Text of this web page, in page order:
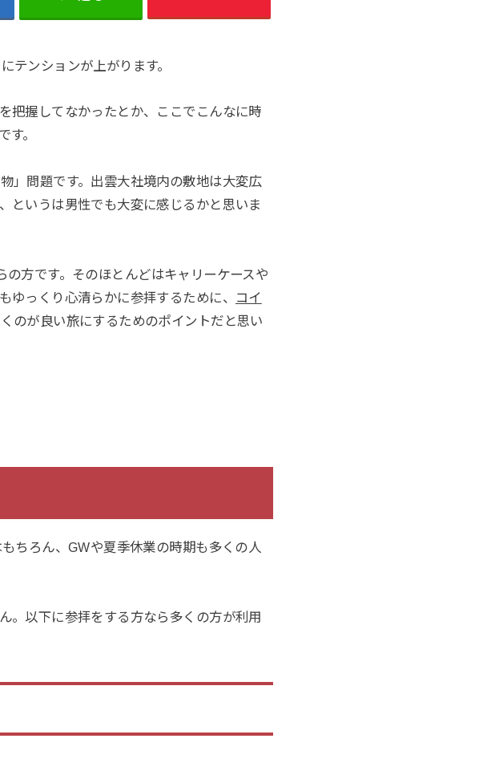
テンションが上がります。
把握してなかったとか、ここでこんなに時
す。
物」問題です。出雲大社境内の敷地は大変広
というは男性でも大変に感じるかと思いま
の方です。そのほとんどはキャリーケースや
ゆっくり心清らかに参拝するために、
コイ
のが良い旅にするためのポイントだと思い
ちろん、GWや夏季休業の時期も多くの人
。以下に参拝をする方なら多くの方が利用